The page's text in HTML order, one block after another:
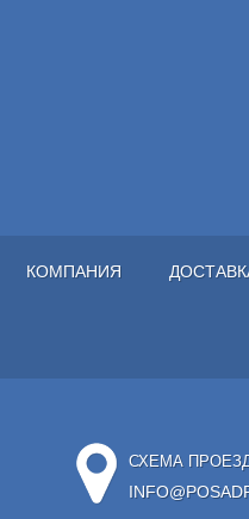
КОМПАНИЯ
СХЕМА